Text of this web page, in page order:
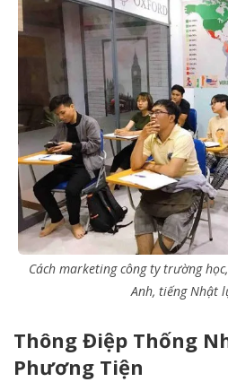
Cách marketing công ty trường
Anh, tiếng Nhật
Thông Điệp Thống
Phương Tiện